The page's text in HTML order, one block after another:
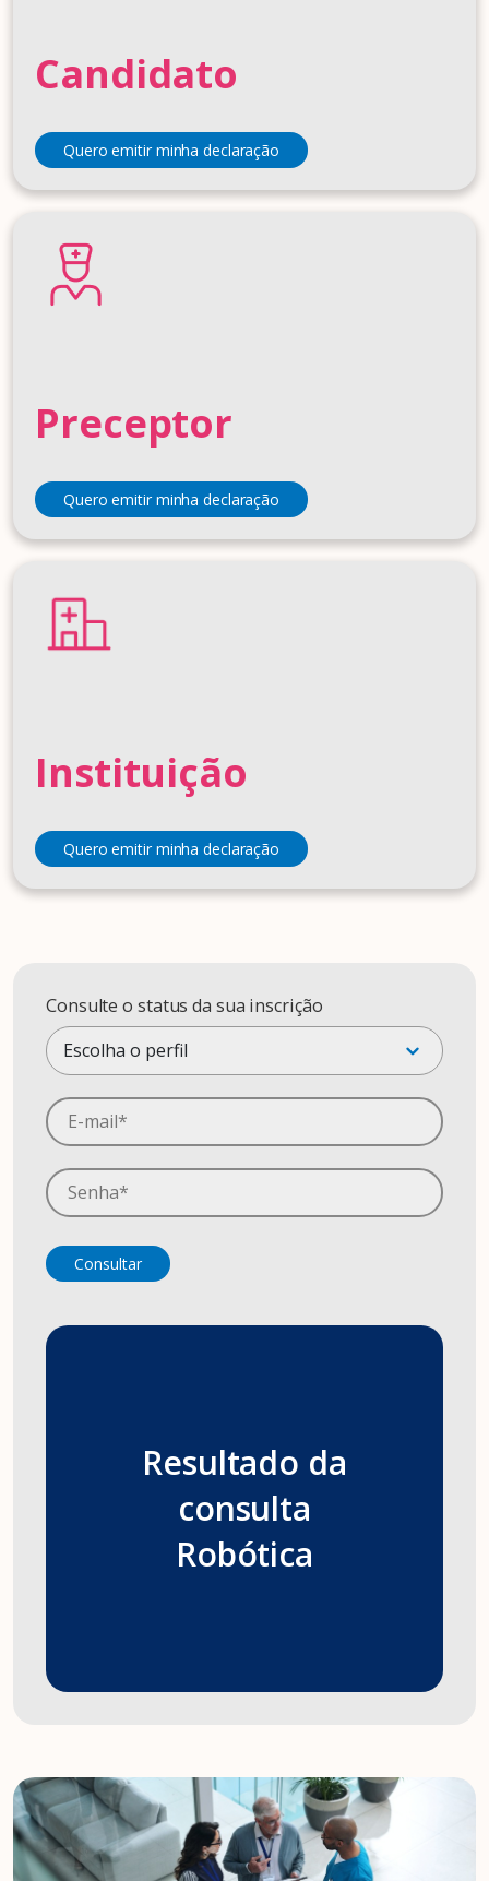
Candidato
Quero emitir minha declaração
Preceptor
Quero emitir minha declaração
Instituição
Quero emitir minha declaração
Consulte o status da sua inscrição
Consultar
Resultado da
consulta
Robótica